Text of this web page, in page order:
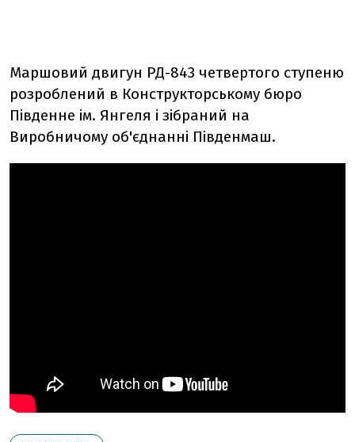
Маршовий двигун РД-843 четвертого ступеню
розроблений в Конструкторському бюро
Південне ім. Янгеля і зібраний на
Виробничому об'єднанні Південмаш.